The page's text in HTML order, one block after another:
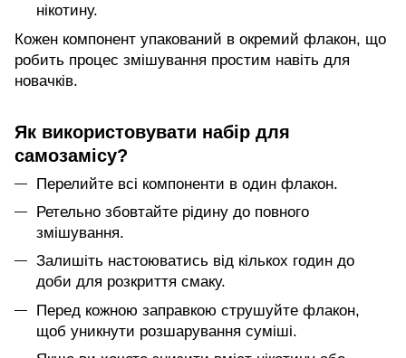
нікотину.
Кожен компонент упакований в окремий флакон, що
робить процес змішування простим навіть для
новачків.
Як використовувати набір для
самозамісу?
Перелийте всі компоненти в один флакон.
Ретельно збовтайте рідину до повного
змішування.
Залишіть настоюватись від кількох годин до
доби для розкриття смаку.
Перед кожною заправкою струшуйте флакон,
щоб уникнути розшарування суміші.